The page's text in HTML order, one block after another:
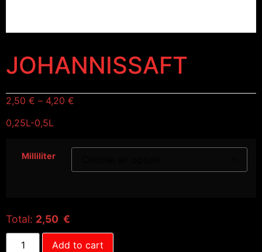
JOHANNISSAFT
2,50 € – 4,20 €
0,25L-0,5L
Milliliter
Total: 2,50 €
Add to cart